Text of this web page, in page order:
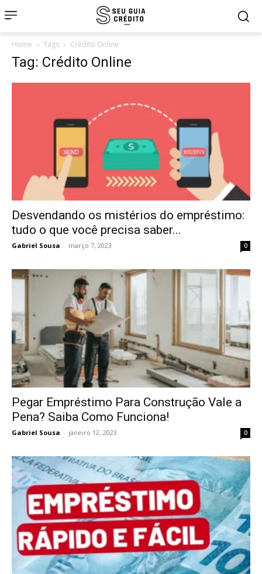
Home Tags Crédito Online
Tag: Crédito Online
Desvendando os mistérios do empréstimo:
tudo o que você precisa saber...
Gabriel Sousa - março 7, 2023 0
Pegar Empréstimo Para Construção Vale a
Pena? Saiba Como Funciona!
Gabriel Sousa - janeiro 12, 2023 0